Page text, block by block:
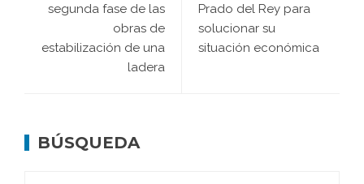
segunda fase de las
obras de
estabilización de una
ladera
Prado del Rey para
solucionar su
situación económica
BÚSQUEDA